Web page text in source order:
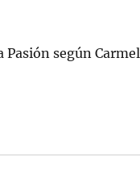
Pasión según